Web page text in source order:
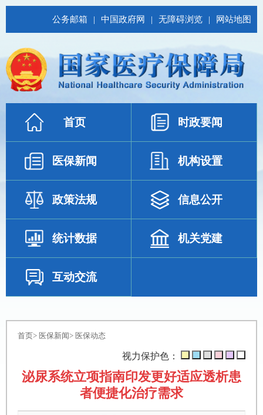
公务邮箱 | 中国政府网 | 无障碍浏览 | 网站地图
首页 时政要闻
医保新闻 机构设置
政策法规 信息公开
统计数据 机关党建
互动交流
首页> 医保新闻> 医保动态
视力保护色：
泌尿系统立项指南印发更好适应透析患
者便捷化治疗需求